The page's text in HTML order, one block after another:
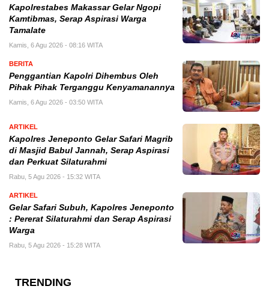
Kapolrestabes Makassar Gelar Ngopi
Kamtibmas, Serap Aspirasi Warga
Tamalate
Kamis, 6 Agu 2026 - 08:16 WITA
BERITA
Penggantian Kapolri Dihembus Oleh
Pihak Pihak Terganggu Kenyamanannya
Kamis, 6 Agu 2026 - 03:50 WITA
ARTIKEL
Kapolres Jeneponto Gelar Safari Magrib
di Masjid Babul Jannah, Serap Aspirasi
dan Perkuat Silaturahmi
Rabu, 5 Agu 2026 - 15:32 WITA
ARTIKEL
Gelar Safari Subuh, Kapolres Jeneponto
: Pererat Silaturahmi dan Serap Aspirasi
Warga
Rabu, 5 Agu 2026 - 15:28 WITA
TRENDING